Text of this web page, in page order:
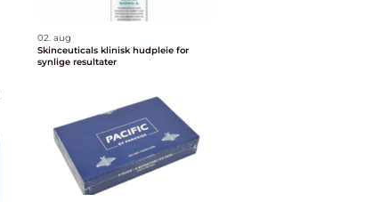
02. aug
Skinceuticals klinisk hudpleie for
synlige resultater